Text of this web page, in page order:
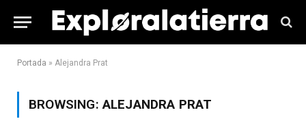
Portada » Alejandra Prat
BROWSING:ALEJANDRA PRAT